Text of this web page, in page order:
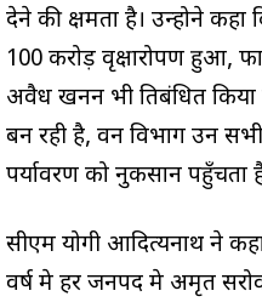
देने की क्षमता है। उन्होने कहा
100 करोड़ वृक्षारोपण हुआ,
अवैध खनन भी प्रतिबंधित
बन रही है, वन विभाग उन
पर्यावरण को नुकसान पहुँचता
सीएम योगी आदित्यनाथ ने
वर्ष मे हर जनपद मे अमृत